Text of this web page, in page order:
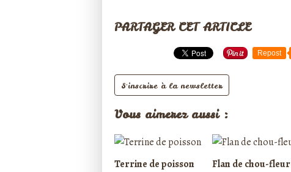
PARTAGER CET ARTICLE
Repost
S'inscrire à la newsletter
Vous aimerez aussi :
Terrine de poisson
Flan de chou-fleur